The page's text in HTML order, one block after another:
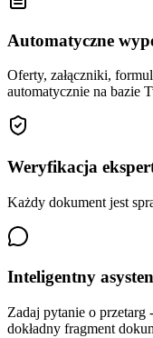
Automatyczne
Oferty, załączniki,
automatycznie na bazie
Weryfikacja
Każdy dokument jest
Inteligentny
Zadaj pytanie o
dokładny fragment